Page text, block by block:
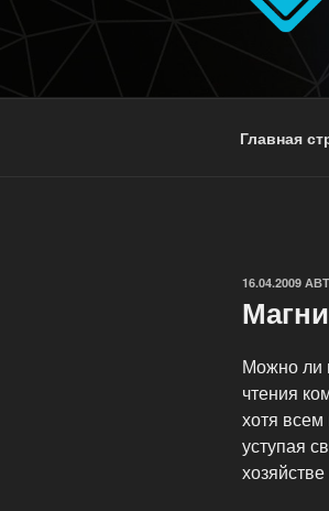
Главная
16.04.2009
Можно ли
чтения
хотя
уступая